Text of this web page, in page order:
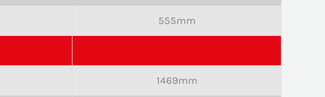
555mm
1469mm